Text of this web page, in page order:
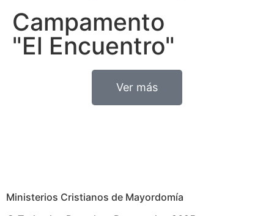
Campamento
"El Encuentro"
Ver más
Ministerios Cristianos de Mayordomía